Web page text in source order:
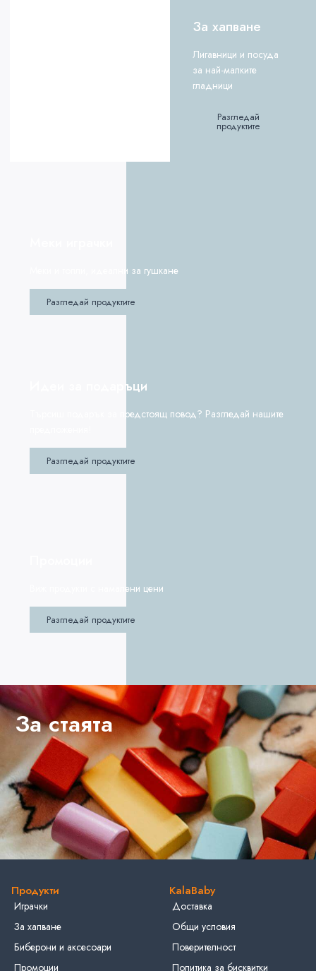
За хапване
Лигавници и посуда
за най-малките
гладници
Разгледай
продуктите
Меки и топли, идеални за гушкане
Разгледай продуктите
Идеи за подаръци
Търсиш подарък за предстоящ повод? Разгледай нашите
Разгледай продуктите
Виж продукти с намалени цени
Разгледай продуктите
За стаята
Продукти
Играчки
За хапване
Биберони и аксесоари
Промоции
KalaBaby
Доставка
Общи условия
Поверителност
Политика за бисквитки